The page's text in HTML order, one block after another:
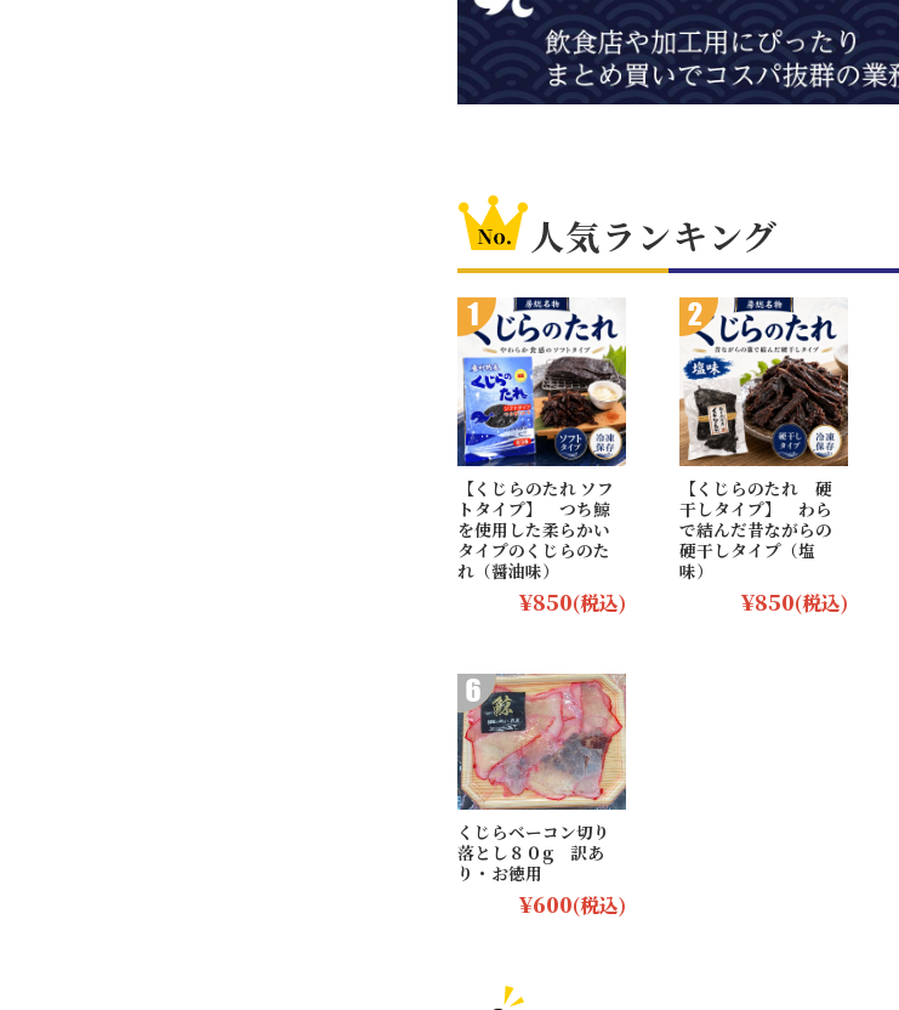
人気ランキング
【くじらのたれ ソフ
トタイプ】 つち鯨
を使用した柔らかい
タイプのくじらのた
れ（醤油味）
¥850(税込)
【くじらのたれ 硬
干しタイプ】 わら
で結んだ昔ながらの
硬干しタイプ（塩
味）
¥850(税込)
くじらベーコン切り
落とし８０g 訳あ
り・お徳用
¥600(税込)